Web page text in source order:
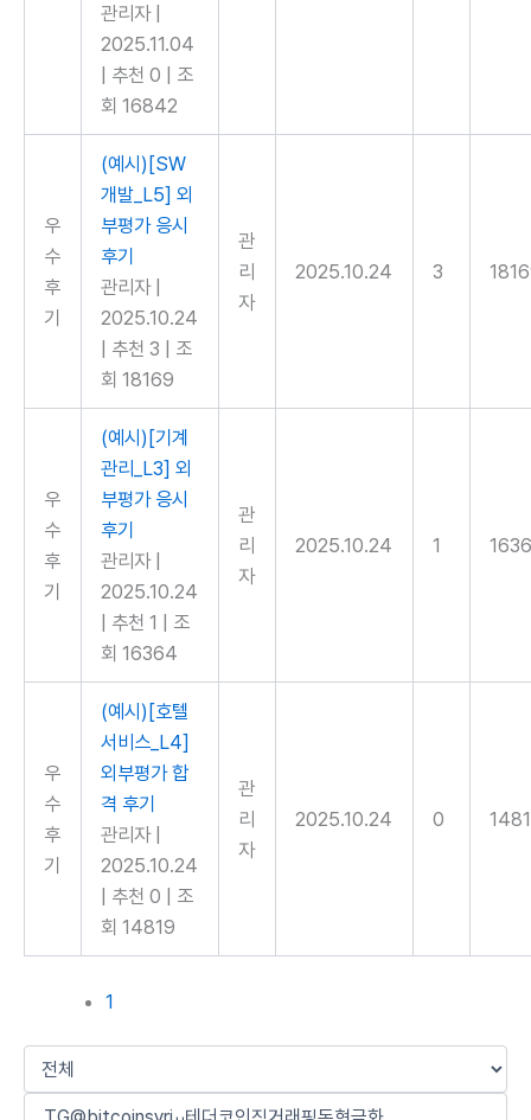
관리자
2025.11.04
추천 0
조
회 16842
우
수
후
기
(예시)[SW
개발_L5] 외
부평가 응시
후기
관리자
2025.10.24
추천 3
조
회 18169
관
리
자
2025.10.24 3
우
수
후
기
(예시)[기계
관리_L3] 외
부평가 응시
후기
관리자
2025.10.24
추천 1
조
회 16364
관
리
자
2025.10.24 1
우
수
후
기
(예시)[호텔
서비스_L4]
외부평가 합
격 후기
관리자
2025.10.24
추천 0
조
회 14819
관
리
자
2025.10.24 0
1